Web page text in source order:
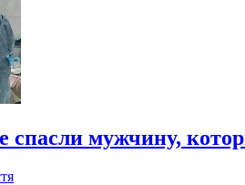
спасли мужчину,